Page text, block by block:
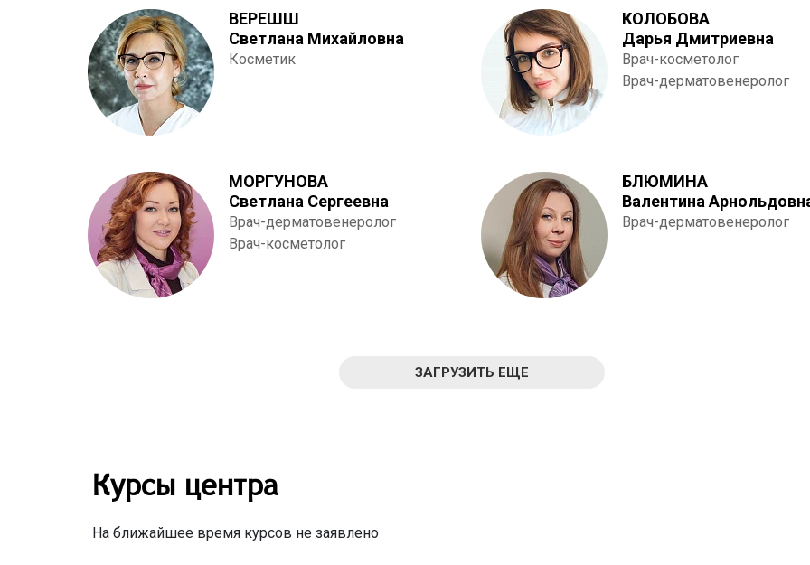
ВЕРЕШШ
Светлана Михайловна
Косметик
КОЛОБОВА
Дарья Дмитриевна
Врач-косметолог
Врач-дерматовенеролог
МОРГУНОВА
Светлана Сергеевна
Врач-дерматовенеролог
Врач-косметолог
БЛЮМИНА
Валентина
Врач-дерматовенеролог
ЗАГРУЗИТЬ ЕЩЕ
Курсы центра
На ближайшее время курсов не заявлено